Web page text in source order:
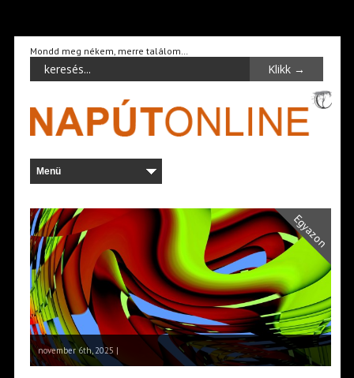
Mondd meg nékem, merre találom…
Egyazon
november 6th, 2025 |